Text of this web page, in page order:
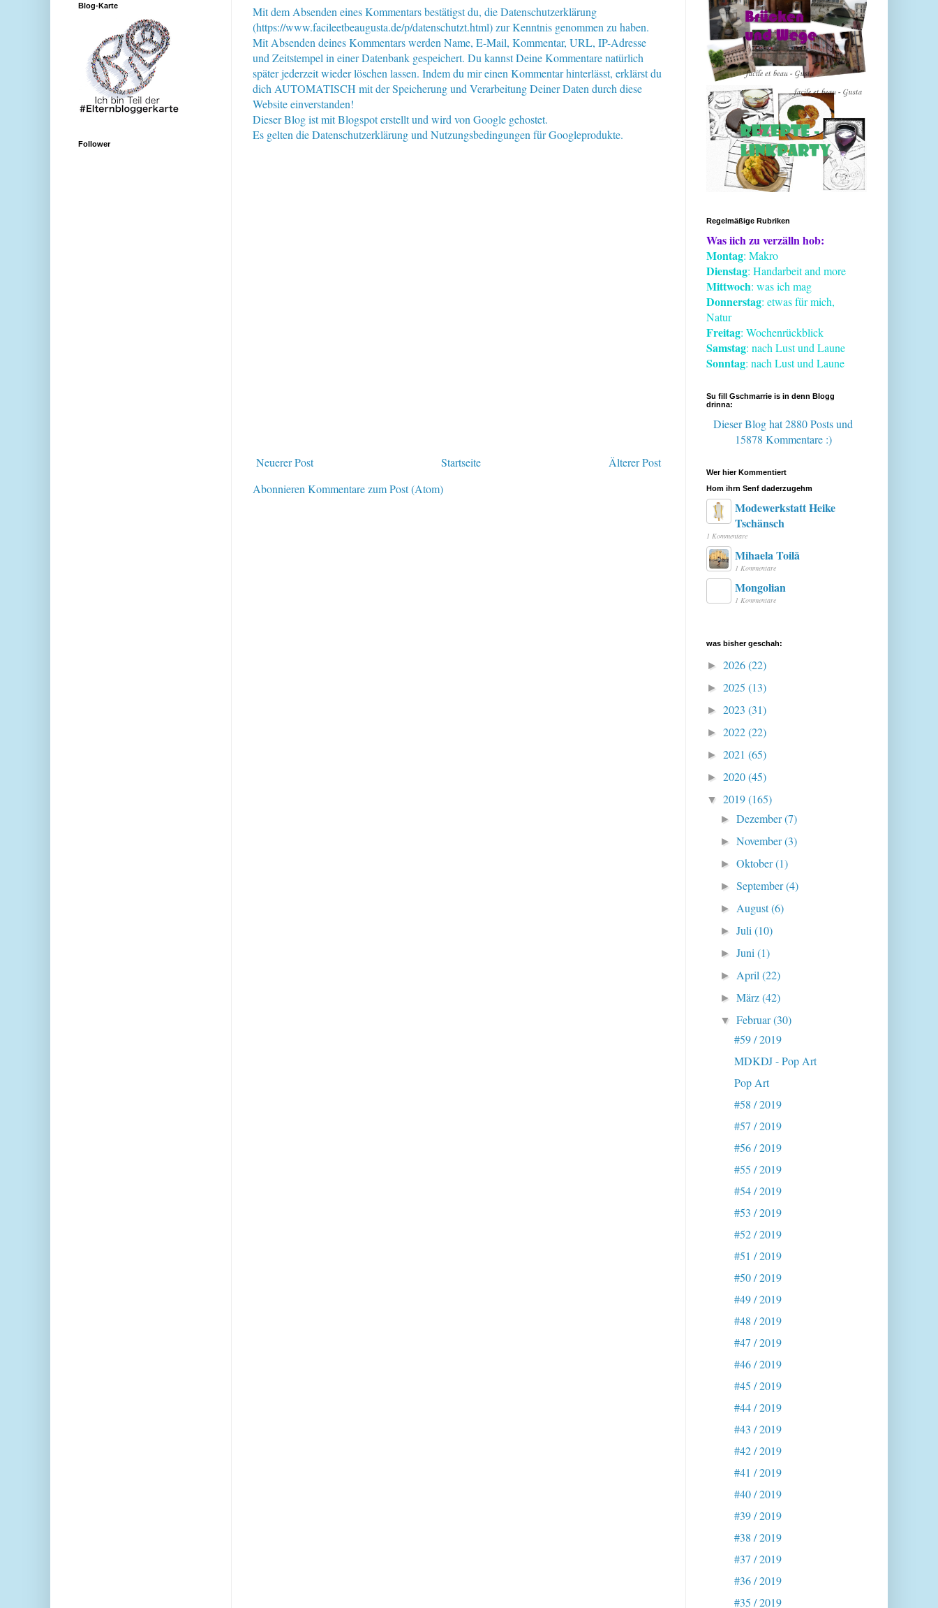
Mit dem Absenden eines Kommentars bestätigst du, die Datenschutzerklärung
(https://www.facileetbeaugusta.de/p/datenschutzt.html) zur Kenntnis genommen zu haben.
Mit Absenden deines Kommentars werden Name, E-Mail, Kommentar, URL, IP-Adresse
und Zeitstempel in einer Datenbank gespeichert. Du kannst Deine Kommentare natürlich
später jederzeit wieder löschen lassen. Indem du mir einen Kommentar hinterlässt, erklärst du
dich AUTOMATISCH mit der Speicherung und Verarbeitung Deiner Daten durch diese
Website einverstanden!
Dieser Blog ist mit Blogspot erstellt und wird von Google gehostet.
Es gelten die Datenschutzerklärung und Nutzungsbedingungen für Googleprodukte.
Neuerer Post Älterer Post
Startseite
Abonnieren Kommentare zum Post (Atom)
Blog-Karte
Follower
Regelmäßige Rubriken
Was iich zu verzälln hob:
Montag: Makro
Dienstag: Handarbeit and more
Mittwoch: was ich mag
Donnerstag: etwas für mich,
Natur
Freitag: Wochenrückblick
Samstag: nach Lust und Laune
Sonntag: nach Lust und Laune
Su fill Gschmarrie is in denn Blogg
drinna:
Dieser Blog hat 2880 Postsund
15878 Kommentare :)
Wer hier Kommentiert
Hom ihrn Senf daderzugehm
Modewerkstatt Heike
Tschänsch
1 Kommentare
Mihaela Toilă
1 Kommentare
Mongolian
1 Kommentare
was bisher geschah:
► 2026(22)
► 2025 (13)
► 2023 (31)
► 2022(22)
► 2021 (65)
► 2020(45)
▼ 2019(165)
►Dezember(7)
►November(3)
►Oktober(1)
►September(4)
► August(6)
►Juli(10)
►Juni(1)
► April(22)
►März(42)
▼Februar(30)
#59 / 2019
MDKDJ - Pop Art
Pop Art
#58 / 2019
#57 / 2019
#56 / 2019
#55 / 2019
#54 / 2019
#53 / 2019
#52 / 2019
#51 / 2019
#50 / 2019
#49 / 2019
#48 / 2019
#47 / 2019
#46 / 2019
#45 / 2019
#44 / 2019
#43 / 2019
#42 / 2019
#41 / 2019
#40 / 2019
#39 / 2019
#38 / 2019
#37 / 2019
#36 / 2019
#35 / 2019